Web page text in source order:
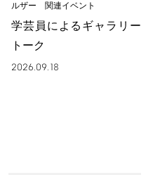
ルザー 関連イベント
学芸員によるギャラリー
トーク
2026.09.18